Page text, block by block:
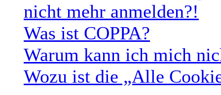
nicht mehr anmelden?!
Was ist COPPA?
Warum kann ich mich
Wozu ist die „Alle